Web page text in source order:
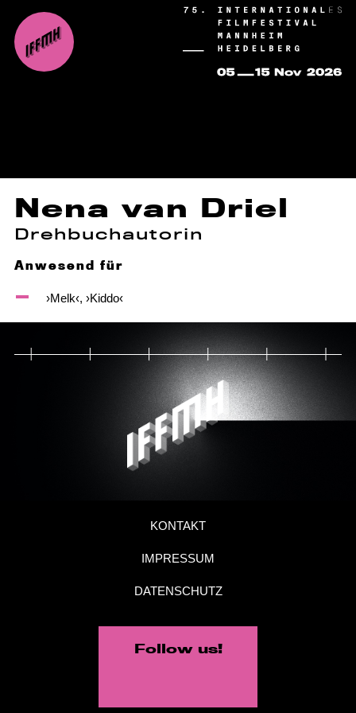
Nena van Driel
Drehbuchautorin
Anwesend für
›Melk‹, ›Kiddo‹
KONTAKT
IMPRESSUM
DATENSCHUTZ
Follow us!